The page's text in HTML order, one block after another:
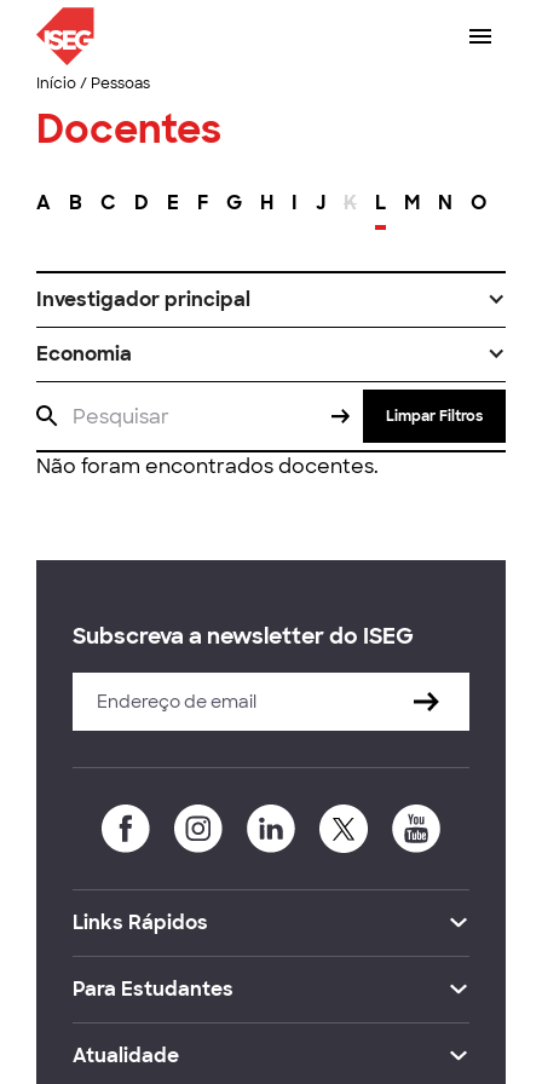
Início/ Pessoas
Docentes
A B C D E F G H I J K L M N O
Investigador principal
Economia
Limpar Filtros
Não foram encontrados docentes.
Subscreva a newsletter do ISEG
Links Rápidos
Para Estudantes
Atualidade